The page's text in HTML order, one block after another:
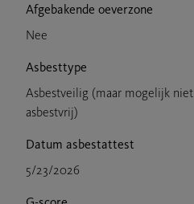
Afgebakende oeverzone
Nee
Asbesttype
Asbestveilig (maar mogelijk niet
asbestvrij)
Datum asbestattest
5/23/2026